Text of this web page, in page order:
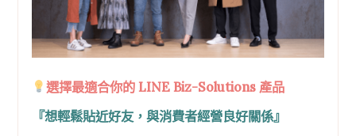
選擇最適合你的 LINE Biz-Solutions 產品
『想輕鬆貼近好友，與消費者經營良好關係』